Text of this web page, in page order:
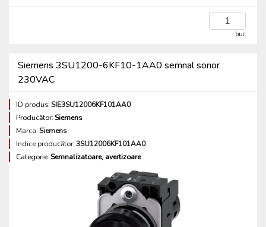
buc
Siemens 3SU1200-6KF10-1AA0 semnal sonor
230VAC
ID produs:SIE3SU12006KF101AA0
Producător:Siemens
Marca:Siemens
Indice producător:3SU12006KF101AA0
Categorie:Semnalizatoare, avertizoare